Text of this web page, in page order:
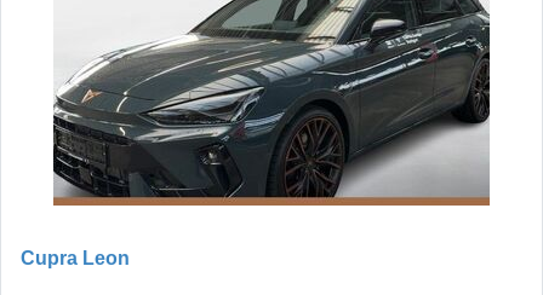
Cupra Leon